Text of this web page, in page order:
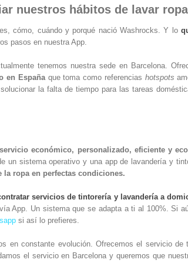
nuestros hábitos de lavar
cómo, cuándo y porqué nació Washrocks. Y lo
pasos en nuestra App.
tenemos nuestra sede en Barcelona.
en Españaque toma como referencias hotspots
la falta de tiempo para las tareas
económico, personalizado, eficiente y
un sistema operativo y una app de lavandería y
ropa en perfectas condiciones.
servicios de tintorería y lavandería a
App. Un sistema que se adapta a ti al 100%. Si
si así lo prefieres.
en constante evolución. Ofrecemos el servicio de
el servicio en Barcelona y queremos que